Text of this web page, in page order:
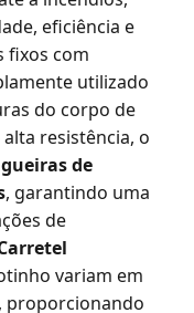
eficiência e
fixos com
utilizado
do corpo de
resistência, o
de
, garantindo uma
de
variam em
, proporcionando